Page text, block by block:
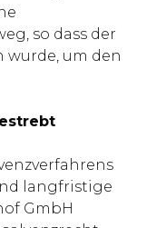
so dass der
wurde, um den
langfristige
GmbH